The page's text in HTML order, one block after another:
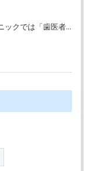
流山のグランツ歯科クリニックでは「歯医者が怖い」方でもインプラントやセラミックスの治療が受けられます。